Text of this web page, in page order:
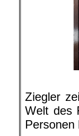
Ziegler
Welt des
Personen